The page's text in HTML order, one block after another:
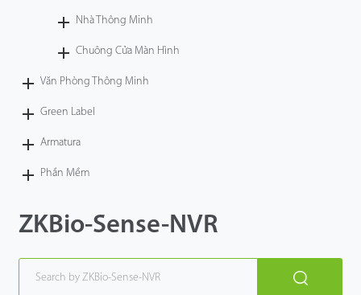
Nhà Thông Minh
Chuông Cửa Màn Hình
Văn Phòng Thông Minh
Green Label
Armatura
Phần Mềm
ZKBio-Sense-NVR